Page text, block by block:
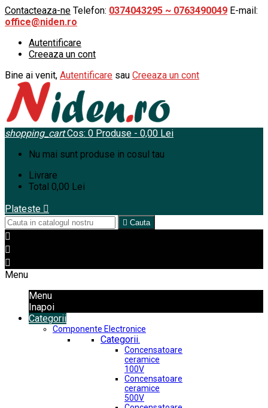
Contacteaza-ne Telefon: 0374043295 ~ 0763490049 E-mail:
office@niden.ro
Autentificare
Creeaza un cont
Bine ai venit, Autentificare sau Creeaza un cont
shopping_cart Cos: 0 Produse - 0,00 Lei
Nu mai sunt produse in cosul tau
Livrare
Total 0,00 Lei
Plateste 
 Cauta



Menu
Menu
Inapoi
Categorii
Componente Electronice
Categorii.
Concensatoare
ceramice
100V
Concensatoare
ceramice
500V